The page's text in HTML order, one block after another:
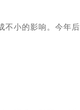
不小的影响。今年后